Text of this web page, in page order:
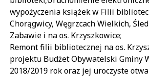
wypożyczenia książek w Filii
Chorągwicy, Węgrzcach Wielkich,
Zabawie i na os. Krzyszkowice;
Remont filii bibliotecznej na os.
projektu Budżet Obywatelski Gminy
2018/2019 rok oraz jej uroczyste